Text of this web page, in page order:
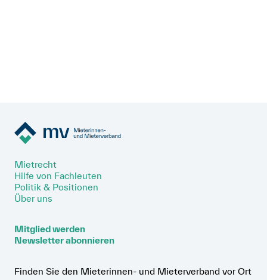
Mietrecht
Hilfe von Fachleuten
Politik & Positionen
Über uns
Mitglied werden
Newsletter abonnieren
Finden Sie den Mieterinnen- und Mieterverband vor Ort